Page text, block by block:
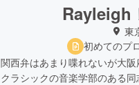
Rayleigh
東
初めてのプ
関西弁はあまり喋れないが大
クラシックの音楽学部のある